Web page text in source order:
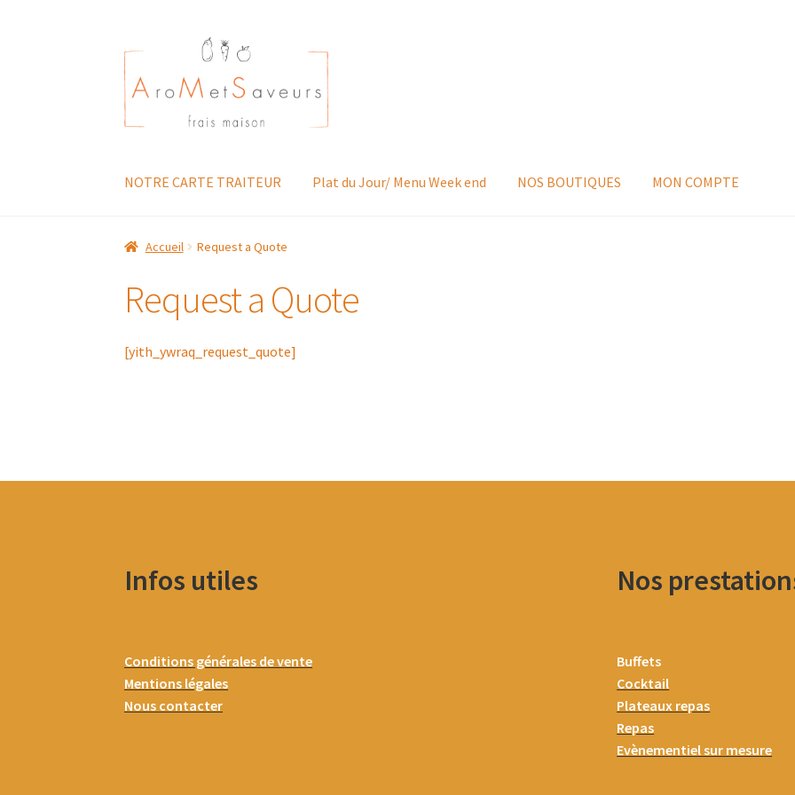
Aller
à
la
navigation
Aller
au
contenu
NOTRE CARTE TRAITEUR Plat du Jour/ Menu Week end NOS BOUTIQUES MON COMPTE
Accueil Request a Quote
Request a Quote
[yith_ywraq_request_quote]
Infos utiles
Conditions générales de vente
Mentions légales
Nous contacter
Nos
Buffets
Cocktail
Plateaux repas
Repas
Evènementiel sur mesure